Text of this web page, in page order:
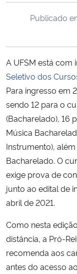
Ministério de Minas e
Ministério da Ciência,
Ministério do Meio
Ministério do Turismo
Ministério do
Ministério da Mulher, da
Secretaria-Geral
Secretaria de Governo
Publicado
A UFSM está com
Seletivo dos
Para ingresso em
sendo 12 para o
(Bacharelado), 16
Música
Instrumento),
Bacharelado. O
exige prova de
junto ao edital de
abril de 2021.
Como nesta
distância, a Pró-
recomenda aos
antes do acesso